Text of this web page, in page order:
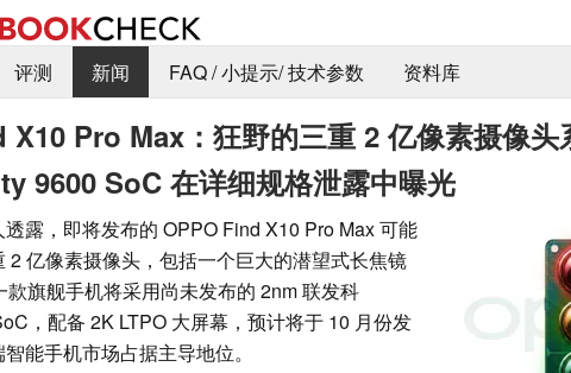
评测 新闻 FAQ / 小提示/ 技术参数 资料库
Pro Max：狂野的三重 2 亿像素摄像头
9600 SoC 在详细规格泄露中曝光
露，即将发布的 OPPO Find X10 Pro Max 可能
2 亿像素摄像头，包括一个巨大的潜望式长焦镜
款旗舰手机将采用尚未发布的 2nm 联发科
，配备 2K LTPO 大屏幕，预计将于 10 月份发
能手机市场占据主导地位。